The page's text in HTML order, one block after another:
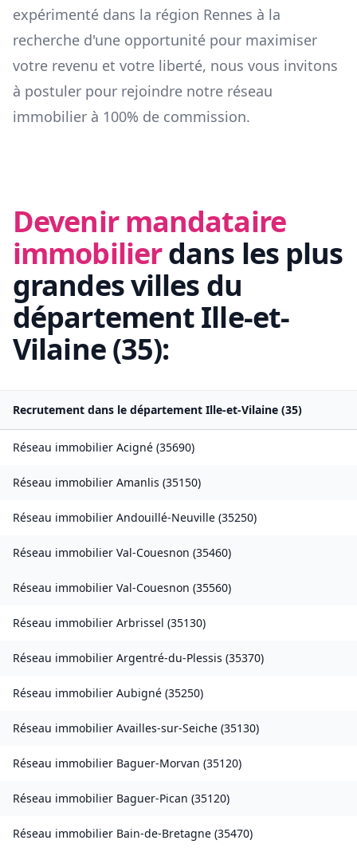
expérimenté dans la région Rennes à la
recherche d'une opportunité pour maximiser
votre revenu et votre liberté, nous vous invitons
à postuler pour rejoindre notre réseau
immobilier à 100% de commission.
Devenir mandataire
immobilierdans les plus
grandes villes du
départementIlle-et-
Vilaine(35):
Recrutement dans le département Ille-et-Vilaine (35)
Réseau immobilier Acigné (35690)
Réseau immobilier Amanlis (35150)
Réseau immobilier Andouillé-Neuville (35250)
Réseau immobilier Val-Couesnon (35460)
Réseau immobilier Val-Couesnon (35560)
Réseau immobilier Arbrissel (35130)
Réseau immobilier Argentré-du-Plessis (35370)
Réseau immobilier Aubigné (35250)
Réseau immobilier Availles-sur-Seiche (35130)
Réseau immobilier Baguer-Morvan (35120)
Réseau immobilier Baguer-Pican (35120)
Réseau immobilier Bain-de-Bretagne (35470)